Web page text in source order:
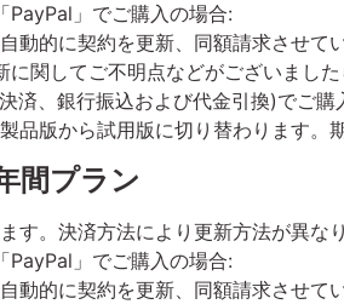
PayPal」でご購入の場合:
動的に契約を更新、同額請求させて
関してご不明点などがございました
済、銀行振込および代金引換)でご購
品版から試用版に切り替わります。
間プラン
す。決済方法により更新方法が異な
PayPal」でご購入の場合:
動的に契約を更新、同額請求させて